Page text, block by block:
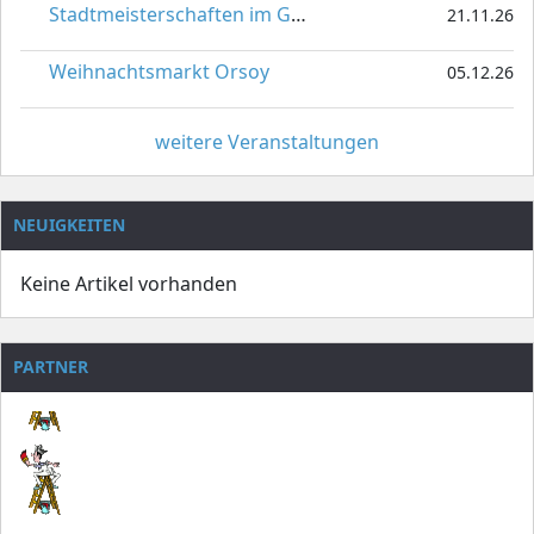
Stadtmeisterschaften im Gardetanz 21.11.26
Weihnachtsmarkt Orsoy 05.12.26
weitere Veranstaltungen
NEUIGKEITEN
Keine Artikel vorhanden
PARTNER